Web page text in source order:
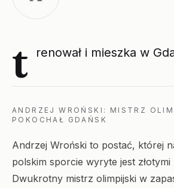
t renował i mieszka w
ANDRZEJ WROŃSKI: MISTRZ
POKOCHAŁ GDAŃSK
Andrzej Wroński to postać, której
polskim sporcie wyryte jest złotymi
Dwukrotny mistrz olimpijski w